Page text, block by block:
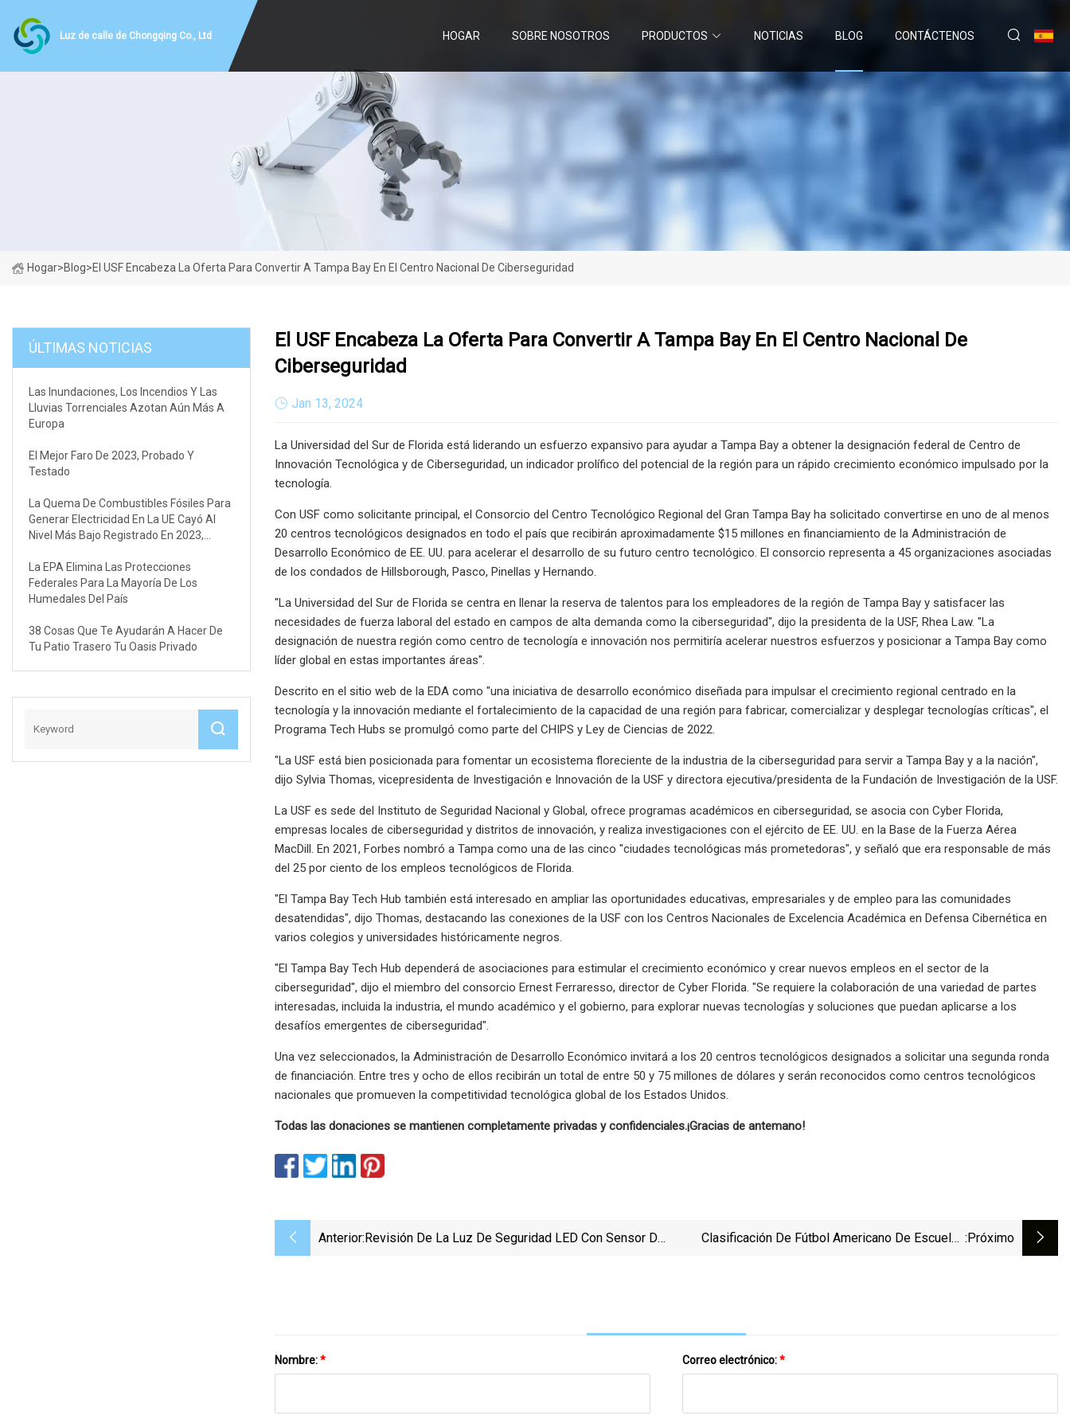
Luz de calle de Chongqing Co., Ltd HOGAR SOBRE NOSOTROS PRODUCTOS NOTICIAS BLOG CONTÁCTENOS
Hogar>Blog>El USF Encabeza La Oferta Para Convertir A Tampa Bay En El Centro Nacional De Ciberseguridad
ÚLTIMAS NOTICIAS
Las Inundaciones, Los Incendios Y Las
Lluvias Torrenciales Azotan Aún Más A
Europa
El Mejor Faro De 2023, Probado Y
Testado
La Quema De Combustibles Fósiles Para
Generar Electricidad En La UE Cayó Al
Nivel Más Bajo Registrado En 2023,
La EPA Elimina Las Protecciones
Federales Para La Mayoría De Los
Humedales Del País
38 Cosas Que Te Ayudarán A Hacer De
Tu Patio Trasero Tu Oasis Privado
El USF Encabeza La Oferta Para Convertir A Tampa Bay En El Centro Nacional De
Ciberseguridad
Jan 13, 2024
La Universidad del Sur de Florida está liderando un esfuerzo expansivo para ayudar a Tampa Bay a obtener la designación federal de Centro de
Innovación Tecnológica y de Ciberseguridad, un indicador prolífico del potencial de la región para un rápido crecimiento económico impulsado por la
tecnología.
Con USF como solicitante principal, el Consorcio del Centro Tecnológico Regional del Gran Tampa Bay ha solicitado convertirse en uno de al menos
20 centros tecnológicos designados en todo el país que recibirán aproximadamente $15 millones en financiamiento de la Administración de
Desarrollo Económico de EE. UU. para acelerar el desarrollo de su futuro centro tecnológico. El consorcio representa a 45 organizaciones asociadas
de los condados de Hillsborough, Pasco, Pinellas y Hernando.
"La Universidad del Sur de Florida se centra en llenar la reserva de talentos para los empleadores de la región de Tampa Bay y satisfacer las
necesidades de fuerza laboral del estado en campos de alta demanda como la ciberseguridad", dijo la presidenta de la USF, Rhea Law. "La
designación de nuestra región como centro de tecnología e innovación nos permitiría acelerar nuestros esfuerzos y posicionar a Tampa Bay como
líder global en estas importantes áreas".
Descrito en el sitio web de la EDA como "una iniciativa de desarrollo económico diseñada para impulsar el crecimiento regional centrado en la
tecnología y la innovación mediante el fortalecimiento de la capacidad de una región para fabricar, comercializar y desplegar tecnologías críticas", el
Programa Tech Hubs se promulgó como parte del CHIPS y Ley de Ciencias de 2022.
"La USF está bien posicionada para fomentar un ecosistema floreciente de la industria de la ciberseguridad para servir a Tampa Bay y a la nación",
dijo Sylvia Thomas, vicepresidenta de Investigación e Innovación de la USF y directora ejecutiva/presidenta de la Fundación de Investigación de la USF.
La USF es sede del Instituto de Seguridad Nacional y Global, ofrece programas académicos en ciberseguridad, se asocia con Cyber ​​Florida,
empresas locales de ciberseguridad y distritos de innovación, y realiza investigaciones con el ejército de EE. UU. en la Base de la Fuerza Aérea
MacDill. En 2021, Forbes nombró a Tampa como una de las cinco "ciudades tecnológicas más prometedoras", y señaló que era responsable de más
del 25 por ciento de los empleos tecnológicos de Florida.
"El Tampa Bay Tech Hub también está interesado en ampliar las oportunidades educativas, empresariales y de empleo para las comunidades
desatendidas", dijo Thomas, destacando las conexiones de la USF con los Centros Nacionales de Excelencia Académica en Defensa Cibernética en
varios colegios y universidades históricamente negros.
"El Tampa Bay Tech Hub dependerá de asociaciones para estimular el crecimiento económico y crear nuevos empleos en el sector de la
ciberseguridad", dijo el miembro del consorcio Ernest Ferraresso, director de Cyber ​​Florida. "Se requiere la colaboración de una variedad de partes
interesadas, incluida la industria, el mundo académico y el gobierno, para explorar nuevas tecnologías y soluciones que puedan aplicarse a los
desafíos emergentes de ciberseguridad".
Una vez seleccionados, la Administración de Desarrollo Económico invitará a los 20 centros tecnológicos designados a solicitar una segunda ronda
de financiación. Entre tres y ocho de ellos recibirán un total de entre 50 y 75 millones de dólares y serán reconocidos como centros tecnológicos
nacionales que promueven la competitividad tecnológica global de los Estados Unidos.
Todas las donaciones se mantienen completamente privadas y confidenciales.¡Gracias de antemano!
Anterior:Revisión De La Luz De Seguridad LED Con Sensor De
Clasificación De Fútbol Americano De Escuelas :próximo
Nombre:* Correo electrónico:*